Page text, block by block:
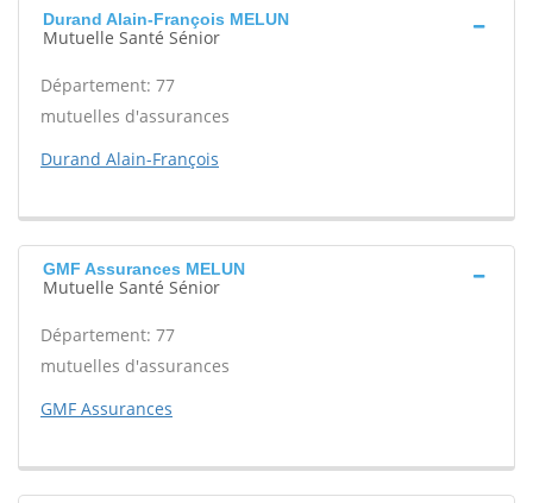
Durand Alain-François MELUN
Mutuelle Santé Sénior
Département: 77
mutuelles d'assurances
Durand Alain-François
GMF Assurances MELUN
Mutuelle Santé Sénior
Département: 77
mutuelles d'assurances
GMF Assurances